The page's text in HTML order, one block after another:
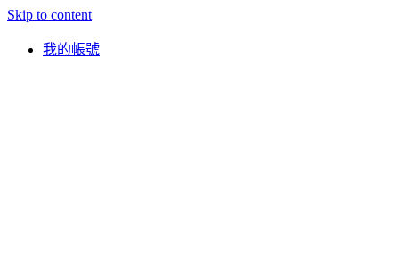
Skip to content
我的帳號